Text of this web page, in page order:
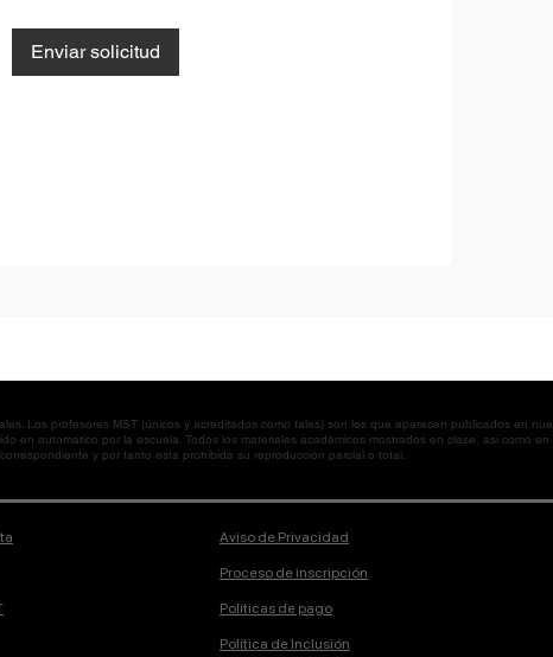
Enviar solicitud
Los profesores MST (únicos y acreditados como tales) son los que aparecen publicados en
en automático por la escuela. Todos los materiales académicos mostrados en clase, así como
y por tanto está prohibida su reproducción parcial o total.
Aviso de Privacidad
Proceso de inscripción
Políticas de pago
Política de Inclusión